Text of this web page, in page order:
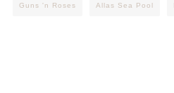
Guns 'n Roses Allas Sea Pool